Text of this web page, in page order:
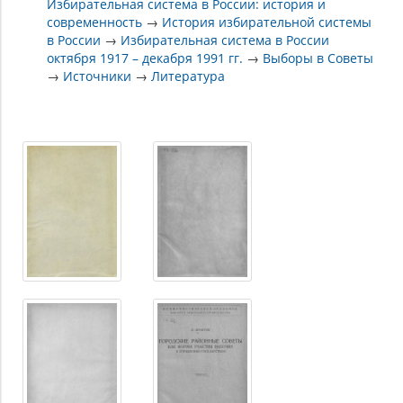
Избирательная система в России: история и
современность → История избирательной системы
в России → Избирательная система в России
октября 1917 – декабря 1991 гг. → Выборы в Советы
→ Источники →Литература